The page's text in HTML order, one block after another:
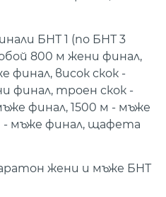
БНТ 1 (по БНТ 3
800 м жени финал,
финал, висок скок -
финал, троен скок -
финал, 1500 м - мъже
мъже финал, щафета
жени и мъже БНТ